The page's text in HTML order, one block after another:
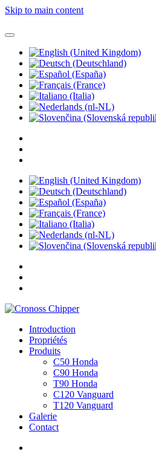
Skip to main content
Introduction
Propriétés
Produits
C50 Honda
C90 Honda
T90 Honda
C120 Vanguard
T120 Vanguard
Galerie
Contact